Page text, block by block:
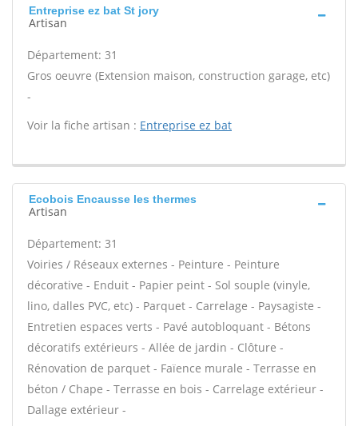
Entreprise ez bat St jory
Artisan
Département: 31
Gros oeuvre (Extension maison, construction garage, etc)
-
Voir la fiche artisan : Entreprise ez bat
Ecobois Encausse les thermes
Artisan
Département: 31
Voiries / Réseaux externes - Peinture - Peinture
décorative - Enduit - Papier peint - Sol souple (vinyle,
lino, dalles PVC, etc) - Parquet - Carrelage - Paysagiste -
Entretien espaces verts - Pavé autobloquant - Bétons
décoratifs extérieurs - Allée de jardin - Clôture -
Rénovation de parquet - Faïence murale - Terrasse en
béton / Chape - Terrasse en bois - Carrelage extérieur -
Dallage extérieur -